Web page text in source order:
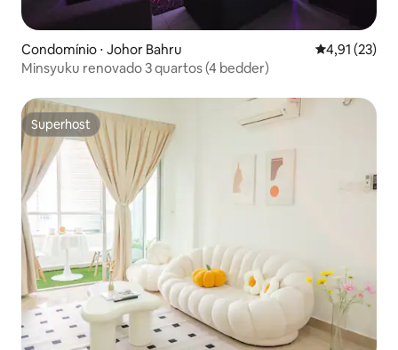
Condomínio ⋅ Johor Bahru 4,91 de uma
4,91 (23)
Minsyuku renovado 3 quartos (4 bedder)
Superhost
Superhost